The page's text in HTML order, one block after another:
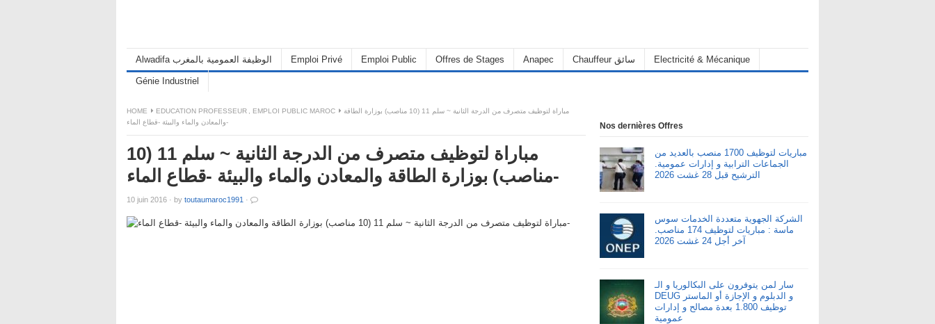
Alwadifa الوظيفة العمومية بالمغرب Emploi Privé Emploi Public Offres de Stages Anapec Chauffeur سائق Electricité & Mécanique
Génie Industriel
HOME EDUCATION PROFESSEUR EMPLOI PUBLIC MAROC
مباراة لتوظيف متصرف من الدرجة الثانية ~ سلم 11 (10 مناصب) بوزارة الطاقة
والمعادن والماء والبيئة -قطاع الماء-
مباراة لتوظيف متصرف من الدرجة الثانية ~ سلم 11 (10
مناصب) بوزارة الطاقة والمعادن والماء والبيئة -قطاع الماء-
10 juin 2016 · by toutaumaroc1991 ·
Nos dernières Offres
مباريات لتوظيف 1700 منصب بالعديد من
الجماعات الترابية و إدارات عمومية.
الترشيح قبل 28 غشت 2026
الشركة الجهوية متعددة الخدمات سوس
ماسة : مباريات لتوظيف 174 مناصب.
آخر أجل 24 غشت 2026
سار لمن يتوفرون على البكالوريا و الـ
DEUG و الدبلوم و الإجازة أو الماستر
توظيف 1.800 بعدة مصالح و إدارات
عمومية